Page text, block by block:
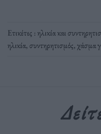
Ετικέτες :ηλικία και
ηλικία,συντηρητισμός,χάσμα